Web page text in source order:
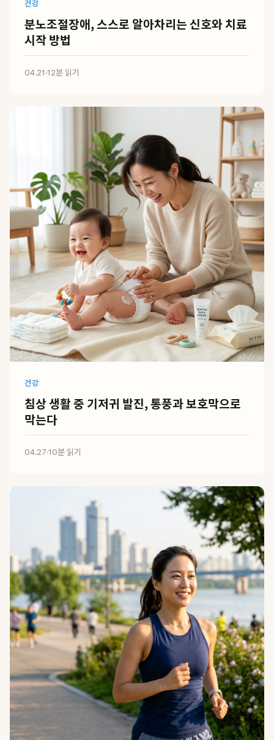
건강
분노조절장애, 스스로 알아차리는 신호와 치료
시작 방법
04.21·12분 읽기
건강
침상 생활 중 기저귀 발진, 통풍과 보호막으로
막는다
04.27·10분 읽기